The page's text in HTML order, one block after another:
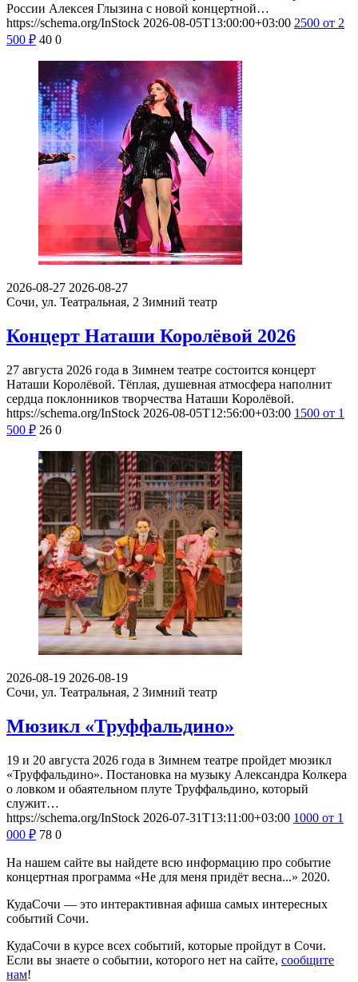
России Алексея Глызина с новой концертной…
https://schema.org/InStock 2026-08-05T13:00:00+03:00 2500 от 2
500 ₽ 40 0
2026-08-27 2026-08-27
Сочи, ул. Театральная, 2 Зимний театр
Концерт Наташи Королёвой 2026
27 августа 2026 года в Зимнем театре состоится концерт
Наташи Королёвой. Тёплая, душевная атмосфера наполнит
сердца поклонников творчества Наташи Королёвой.
https://schema.org/InStock 2026-08-05T12:56:00+03:00 1500 от 1
500 ₽ 26 0
2026-08-19 2026-08-19
Сочи, ул. Театральная, 2 Зимний театр
Мюзикл «Труффальдино»
19 и 20 августа 2026 года в Зимнем театре пройдет мюзикл
«Труффальдино». Постановка на музыку Александра Колкера
о ловком и обаятельном плуте Труффальдино, который
служит…
https://schema.org/InStock 2026-07-31T13:11:00+03:00 1000 от 1
000 ₽ 78 0
На нашем сайте вы найдете всю информацию про событие
концертная программа «Не для меня придёт весна...» 2020.
КудаСочи — это интерактивная афиша самых интересных
событий Сочи.
КудаСочи в курсе всех событий, которые пройдут в Сочи.
Если вы знаете о событии, которого нет на сайте, сообщите
нам!